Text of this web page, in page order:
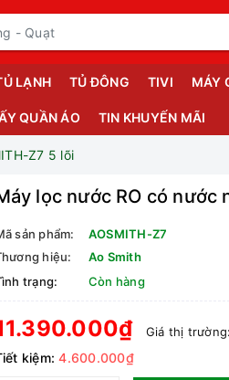
LẠNH TỦ ĐÔNG TIVI MÁY
QUẦN ÁO TIN KHUYẾN MÃI
Z7 5 lõi
lọc nước RO có nước
sản phẩm:
AOSMITH-Z7
hiệu:
Ao Smith
trạng:
Còn hàng
Giá thị
kiệm:4.600.000₫